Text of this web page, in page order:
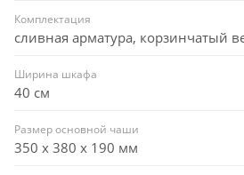
Комплектация
сливная арматура, корзинчатый
Ширина шкафа
40 см
Размер основной чаши
350 х 380 х 190 мм